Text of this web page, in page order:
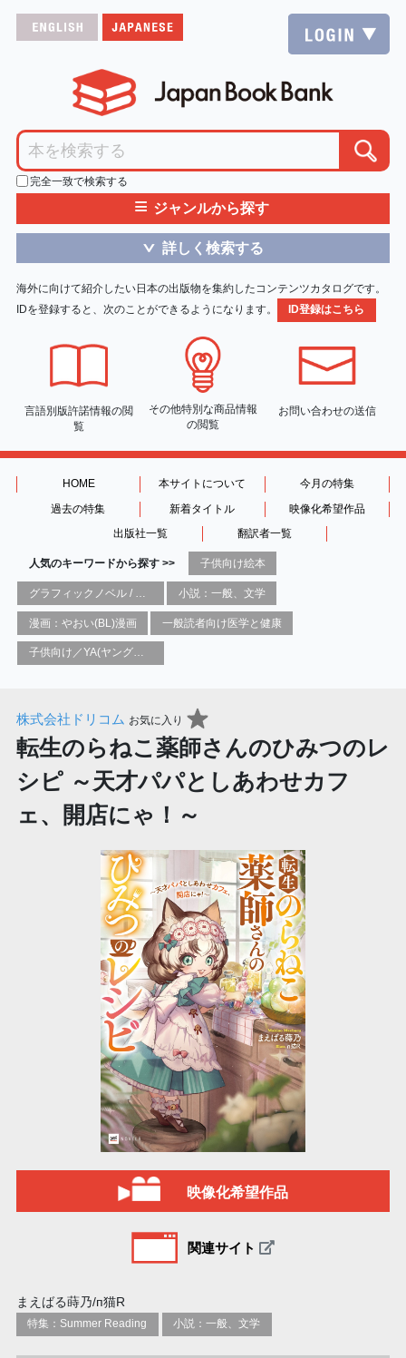
完全一致で検索する
≡ ジャンルから探す
＞ 詳しく検索する
海外に向けて紹介したい日本の出版物を集約したコンテンツカタログです。
IDを登録すると、次のことができるようになります。
ID登録はこちら
言語別版許諾情報の閲
覧
その他特別な商品情報
の閲覧
お問い合わせの送信
HOME 本サイトについて
今月の特集
過去の特集
新着タイトル
映像化希望作品
出版社一覧
翻訳者一覧
人気のキーワードから探す >> 子供向け絵本
小説：一般、文学
漫画：やおい(BL)漫画 一般読者向け医学と健康
子供向け／YA(ヤングアダルト)向け一般：芸術&芸術家
株式会社ドリコム お気に入り
転生のらねこ薬師さんのひみつのレ
シピ ～天才パパとしあわせカフ
ェ、開店にゃ！～
映像化希望作品
関連サイト
まえばる蒔乃/п猫R
特集：Summer Reading 小説：一般、文学